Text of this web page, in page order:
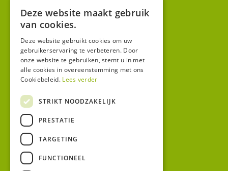
Winkel
Algemene voorwaarden
Privacy
Bezoekadres:
Deze website maakt gebruik
van cookies.
Deze website gebruikt cookies om uw
gebruikerservaring te verbeteren. Door
onze website te gebruiken, stemt u in met
alle cookies in overeenstemming met ons
Cookiebeleid. Lees verder
STRIKT NOODZAKELIJK
PRESTATIE
TARGETING
FUNCTIONEEL